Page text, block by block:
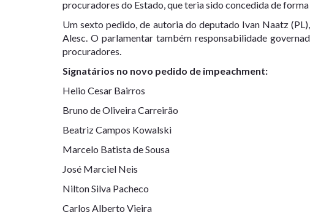
procuradores do Estado, que teria sido concedida de
Um sexto pedido, de autoria do deputado Ivan Naatz
Alesc. O parlamentar também responsabilidade
procuradores.
Signatários no novo pedido de impeachment:
Helio Cesar Bairros
Bruno de Oliveira Carreirão
Beatriz Campos Kowalski
Marcelo Batista de Sousa
José Marciel Neis
Nilton Silva Pacheco
Carlos Alberto Vieira